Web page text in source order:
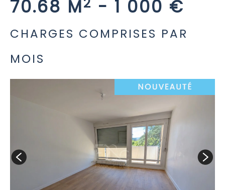
70.68 M
- 1 000 €
CHARGES COMPRISES PAR
MOIS